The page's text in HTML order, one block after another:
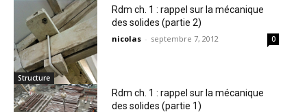
Structure
Rdm ch. 1 : rappel sur la mécanique
des solides (partie 2)
nicolas - septembre 7, 2012 0
Rdm ch. 1 : rappel sur la mécanique
des solides (partie 1)